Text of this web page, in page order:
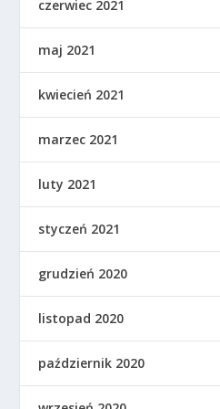
czerwiec 2021
maj 2021
kwiecień 2021
marzec 2021
luty 2021
styczeń 2021
grudzień 2020
listopad 2020
październik 2020